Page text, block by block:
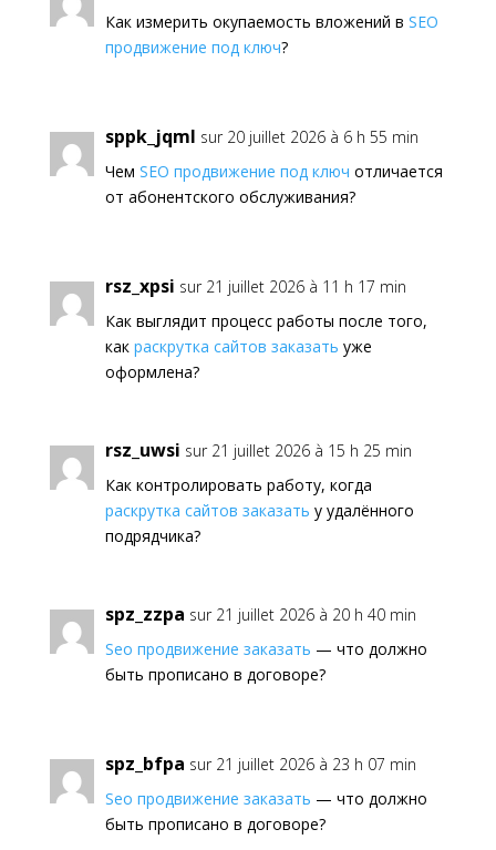
Как измерить окупаемость вложений в SEO
продвижение под ключ?
sppk_jqml sur 20 juillet 2026 à 6 h 55 min
Чем SEO продвижение под ключ отличается
от абонентского обслуживания?
rsz_xpsi sur 21 juillet 2026 à 11 h 17 min
Как выглядит процесс работы после того,
как раскрутка сайтов заказать уже
оформлена?
rsz_uwsi sur 21 juillet 2026 à 15 h 25 min
Как контролировать работу, когда
раскрутка сайтов заказать у удалённого
подрядчика?
spz_zzpa sur 21 juillet 2026 à 20 h 40 min
Seo продвижение заказать — что должно
быть прописано в договоре?
spz_bfpa sur 21 juillet 2026 à 23 h 07 min
Seo продвижение заказать — что должно
быть прописано в договоре?